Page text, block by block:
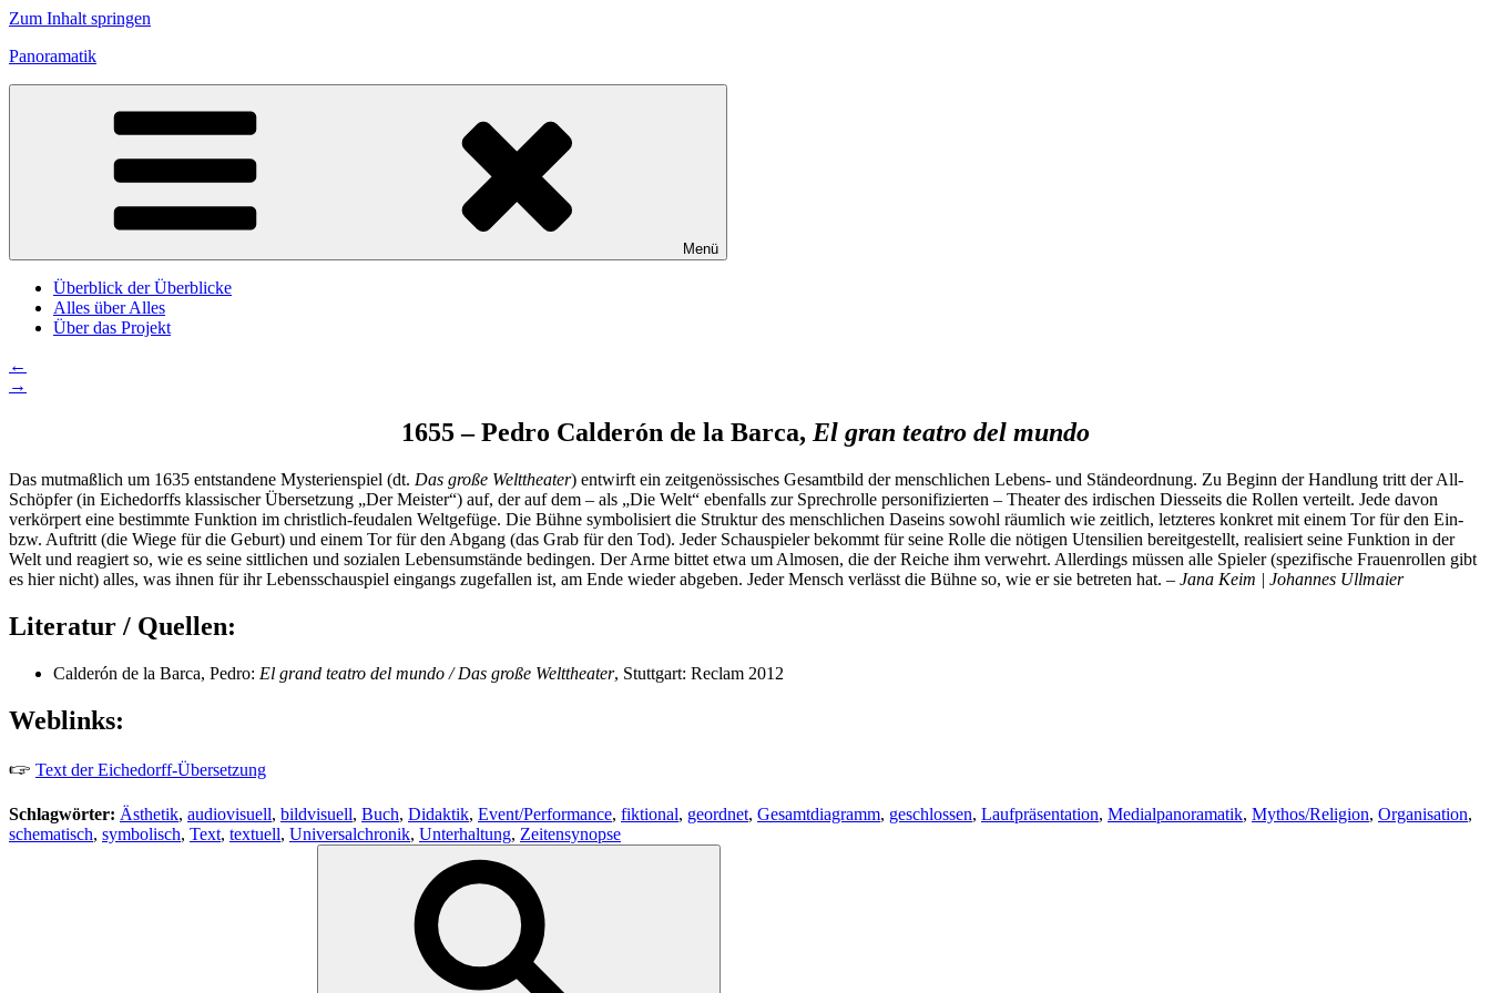
Zum Inhalt springen
Panoramatik
Menü
Überblick der Überblicke
Alles über Alles
Über das Projekt
←
→
1655 – Pedro Calderón de la Barca, El gran teatro del mundo
Das mutmaßlich um 1635 entstandene Mysterienspiel (dt. Das große Welttheater) entwirft ein zeitgenössisches Gesamtbild der menschlichen Lebens- und Ständeordnung. Zu Beginn der Handlung tritt der All-
Schöpfer (in Eichedorffs klassischer Übersetzung „Der Meister“) auf, der auf dem – als „Die Welt“ ebenfalls zur Sprechrolle personifizierten – Theater des irdischen Diesseits die Rollen verteilt. Jede davon
verkörpert eine bestimmte Funktion im christlich-feudalen Weltgefüge. Die Bühne symbolisiert die Struktur des menschlichen Daseins sowohl räumlich wie zeitlich, letzteres konkret mit einem Tor für den Ein-
bzw. Auftritt (die Wiege für die Geburt) und einem Tor für den Abgang (das Grab für den Tod). Jeder Schauspieler bekommt für seine Rolle die nötigen Utensilien bereitgestellt, realisiert seine Funktion in der
Welt und reagiert so, wie es seine sittlichen und sozialen Lebensumstände bedingen. Der Arme bittet etwa um Almosen, die der Reiche ihm verwehrt. Allerdings müssen alle Spieler (spezifische Frauenrollen gibt
es hier nicht) alles, was ihnen für ihr Lebensschauspiel eingangs zugefallen ist, am Ende wieder abgeben. Jeder Mensch verlässt die Bühne so, wie er sie betreten hat. – Jana Keim | Johannes Ullmaier
Literatur / Quellen:
Calderón de la Barca, Pedro: El grand teatro del mundo / Das große Welttheater, Stuttgart: Reclam 2012
Weblinks:
🖙 Text der Eichedorff-Übersetzung
Schlagwörter: Ästhetik, audiovisuell, bildvisuell, Buch, Didaktik, Event/Performance, fiktional, geordnet, Gesamtdiagramm, geschlossen, Laufpräsentation, Medialpanoramatik, Mythos/Religion, Organisation,
schematisch, symbolisch, Text, textuell, Universalchronik, Unterhaltung, Zeitensynopse